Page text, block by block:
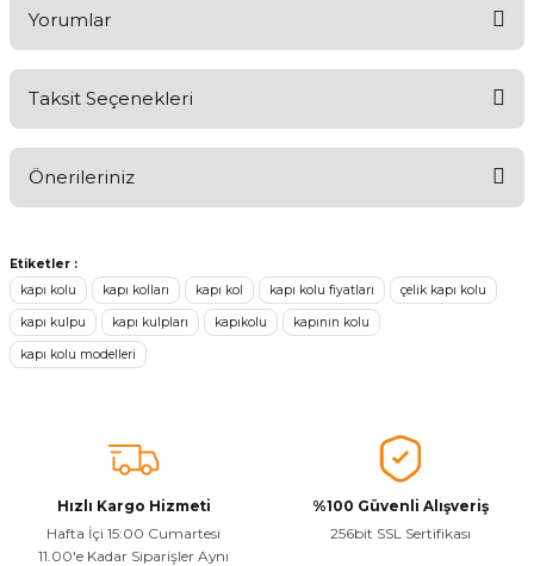
Yorumlar
Ürünü Değerlendir
Taksit Seçenekleri
Önerileriniz
konularda yetersiz gördüğünüz noktaları öneri formunu kullanarak
tarafımıza iletebilirsiniz.
Görüş ve önerileriniz için teşekkür ederiz.
Ürün resmi kalitesiz, bozuk veya görüntülenemiyor.
Ürün fiyatı diğer sitelerden daha pahalı.
Bu ürüne benzer farklı alternatifler olmalı.
Etiketler :
kapı kolu
kapı kolları kapı kol kapı kolu fiyatları çelik kapı kolu
kapı kulpu kapı kulpları kapıkolu kapının kolu
kapı kolu modelleri
Hızlı Kargo Hizmeti
Hafta İçi 15:00 Cumartesi
11.00'e Kadar Siparişler Aynı
%100 Güvenli Alışveriş
256bit SSL Sertifikası